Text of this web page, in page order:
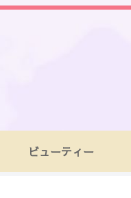
ビューティー